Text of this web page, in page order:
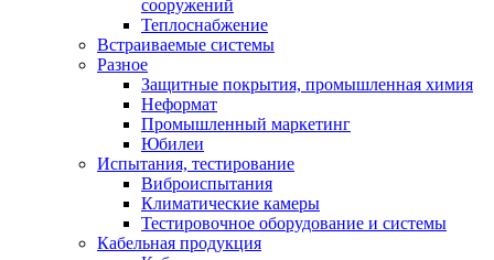
сооружений
Теплоснабжение
Встраиваемые системы
Разное
Защитные покрытия, промышленная химия
Неформат
Промышленный маркетинг
Юбилеи
Испытания, тестирование
Виброиспытания
Климатические камеры
Тестировочное оборудование и системы
Кабельная продукция